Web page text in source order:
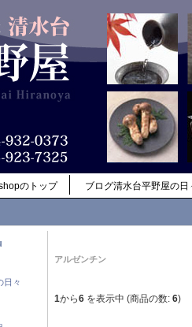
のトップ ブログ清水台平野屋の日
日々
アルゼンチン
1から6 を表示中 (商品の数: 6)